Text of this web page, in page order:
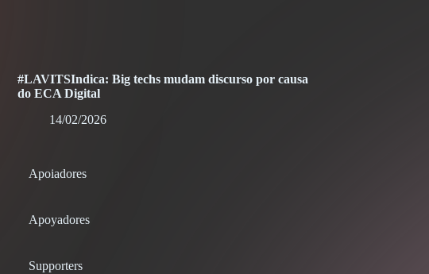
#LAVITSIndica: Big techs mudam discurso por causa
do ECA Digital
14/02/2026
Apoiadores
Apoyadores
Supporters